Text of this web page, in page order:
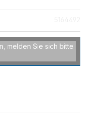
melden Sie sich bitte